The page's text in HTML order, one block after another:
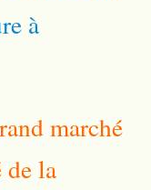
à
marché
la